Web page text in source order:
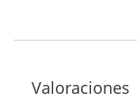
Valoraciones